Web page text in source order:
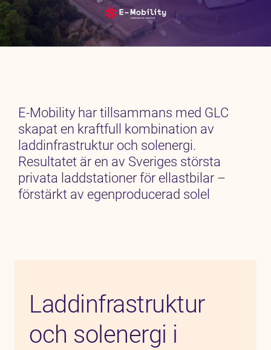
E-Mobility har tillsammans med GLC
skapat en kraftfull kombination av
laddinfrastruktur och solenergi.
Resultatet är en av Sveriges största
privata laddstationer för ellastbilar –
förstärkt av egenproducerad solel
Laddinfrastruktur
och solenergi i